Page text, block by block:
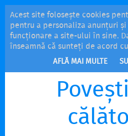
Acest site folosește cookies
pentru a personaliza anunțuri
funcționare a site-ului în sine.
înseamnă că sunteți de acord cu
AFLĂ MAI MULTE